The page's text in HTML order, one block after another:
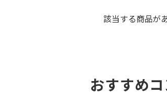
該当する商品が
おすすめ